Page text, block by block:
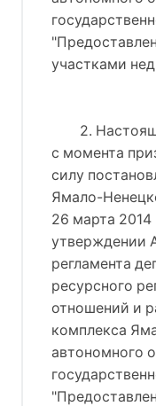
участками
2.
с момента
силу
Ямало-
26 марта
утверждении
регламента
ресурсного
отношений и
комплекса
автономного